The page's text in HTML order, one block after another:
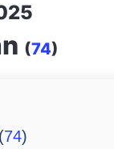
(74)
(74)